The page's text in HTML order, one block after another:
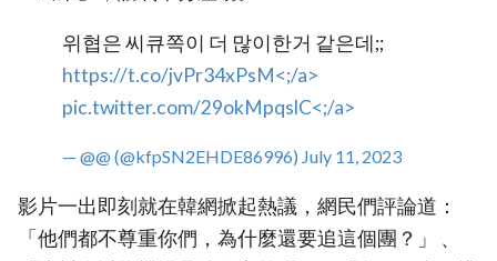
위협은 씨큐쪽이 더 많이한거 같은데;;
https://t.co/jvPr34xPsM<;/a>
pic.twitter.com/29okMpqslC<;/a>
— @@ (@kfpSN2EHDE86996) July 11, 2023
影片一出即刻就在韓網掀起熱議，網民們評論道：
「他們都不尊重你們，為什麼還要追這個團？」 、